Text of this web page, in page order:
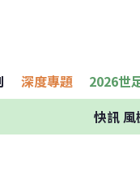
深度專題 2026世
快訊風